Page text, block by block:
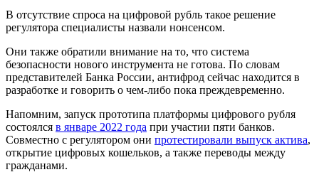
В отсутствие спроса на цифровой рубль такое решение
регулятора специалисты назвали нонсенсом.
Они также обратили внимание на то, что система
безопасности нового инструмента не готова. По словам
представителей Банка России, антифрод сейчас находится в
разработке и говорить о чем-либо пока преждевременно.
Напомним, запуск прототипа платформы цифрового рубля
состоялся в январе 2022 года при участии пяти банков.
Совместно с регулятором они протестировали выпуск актива,
открытие цифровых кошельков, а также переводы между
гражданами.